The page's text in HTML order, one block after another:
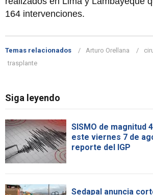
164 intervenciones.
Temas relacionados Arturo Orellana
trasplante
Siga leyendo
SISMO de magnitud
este viernes 7 de
reporte del IGP
Sedapal anuncia